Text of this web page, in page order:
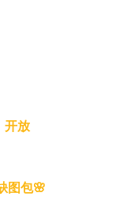
开放
图包🌸